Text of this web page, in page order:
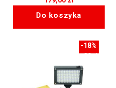
wynosiła:
239,00 zł.
wynosi:
Do koszyka
-18%
-20zł